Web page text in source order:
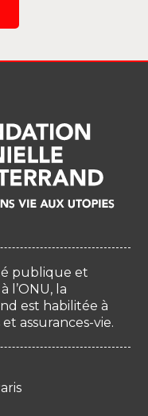
publique et
l’ONU, la
est habilitée à
assurances-vie.